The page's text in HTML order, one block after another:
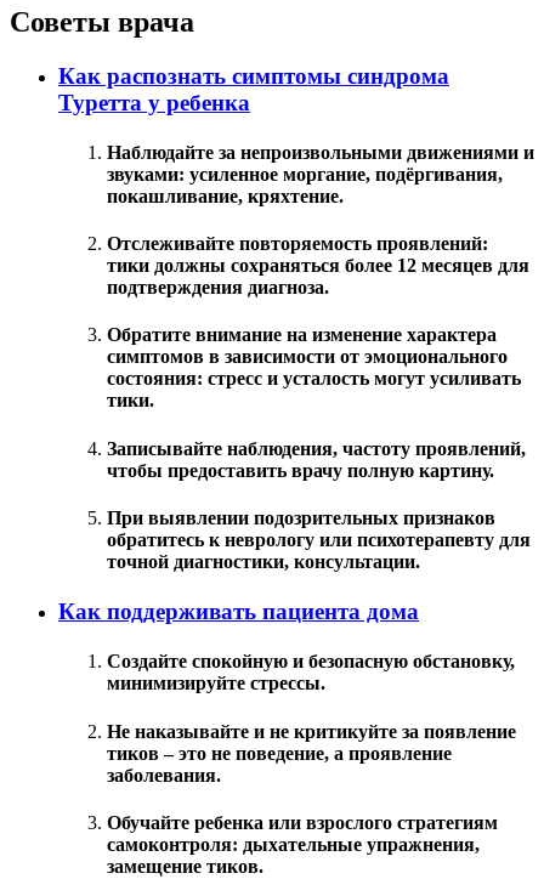
Советы врача
Как распознать симптомы синдрома
Туретта у ребенка
Наблюдайте за непроизвольными движениями и
звуками: усиленное моргание, подёргивания,
покашливание, кряхтение.
Отслеживайте повторяемость проявлений:
тики должны сохраняться более 12 месяцев для
подтверждения диагноза.
Обратите внимание на изменение характера
симптомов в зависимости от эмоционального
состояния: стресс и усталость могут усиливать
тики.
Записывайте наблюдения, частоту проявлений,
чтобы предоставить врачу полную картину.
При выявлении подозрительных признаков
обратитесь к неврологу или психотерапевту для
точной диагностики, консультации.
Как поддерживать пациента дома
Создайте спокойную и безопасную обстановку,
минимизируйте стрессы.
Не наказывайте и не критикуйте за появление
тиков – это не поведение, а проявление
заболевания.
Обучайте ребенка или взрослого стратегиям
самоконтроля: дыхательные упражнения,
замещение тиков.